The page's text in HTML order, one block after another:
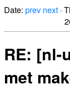
Date: prev next ·
RE: [nl-
met